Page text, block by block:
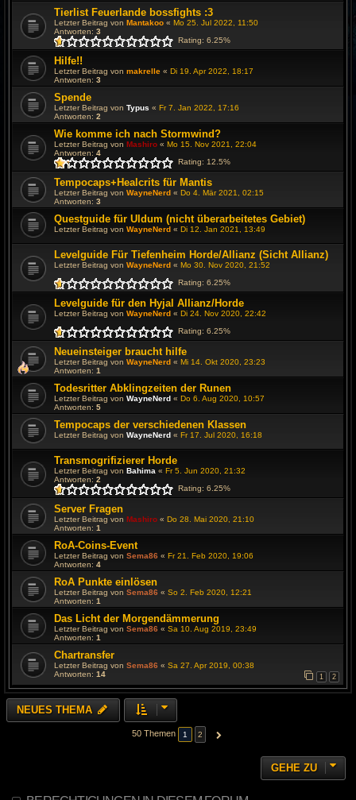
Tierlist Feuerlande bossfights :3
Letzter Beitrag von Mantakoo « Mo 25. Jul 2022, 11:50
Antworten: 3
Rating: 6.25%
Hilfe!!
Letzter Beitrag von makrelle « Di 19. Apr 2022, 18:17
Antworten: 3
Spende
Letzter Beitrag von Typus « Fr 7. Jan 2022, 17:16
Antworten: 2
Wie komme ich nach Stormwind?
Letzter Beitrag von Mashiro « Mo 15. Nov 2021, 22:04
Antworten: 4
Rating: 12.5%
Tempocaps+Healcrits für Mantis
Letzter Beitrag von WayneNerd « Do 4. Mär 2021, 02:15
Antworten: 3
Questguide für Uldum (nicht überarbeitetes Gebiet)
Letzter Beitrag von WayneNerd « Di 12. Jan 2021, 13:49
Levelguide Für Tiefenheim Horde/Allianz (Sicht Allianz)
Letzter Beitrag von WayneNerd « Mo 30. Nov 2020, 21:52
Rating: 6.25%
Levelguide für den Hyjal Allianz/Horde
Letzter Beitrag von WayneNerd « Di 24. Nov 2020, 22:42
Rating: 6.25%
Neueinsteiger braucht hilfe
Letzter Beitrag von WayneNerd « Mi 14. Okt 2020, 23:23
Antworten: 1
Todesritter Abklingzeiten der Runen
Letzter Beitrag von WayneNerd « Do 6. Aug 2020, 10:57
Antworten: 5
Tempocaps der verschiedenen Klassen
Letzter Beitrag von WayneNerd « Fr 17. Jul 2020, 16:18
Transmogrifizierer Horde
Letzter Beitrag von Bahima « Fr 5. Jun 2020, 21:32
Antworten: 2
Rating: 6.25%
Server Fragen
Letzter Beitrag von Mashiro « Do 28. Mai 2020, 21:10
Antworten: 1
RoA-Coins-Event
Letzter Beitrag von Sema86 « Fr 21. Feb 2020, 19:06
Antworten: 4
RoA Punkte einlösen
Letzter Beitrag von Sema86 « So 2. Feb 2020, 12:21
Antworten: 1
Das Licht der Morgendämmerung
Letzter Beitrag von Sema86 « Sa 10. Aug 2019, 23:49
Antworten: 1
Chartransfer
Letzter Beitrag von Sema86 « Sa 27. Apr 2019, 00:38
Antworten: 14 1 2
NEUES THEMA
50 Themen 1 2 NÄCHSTE
GEHE ZU